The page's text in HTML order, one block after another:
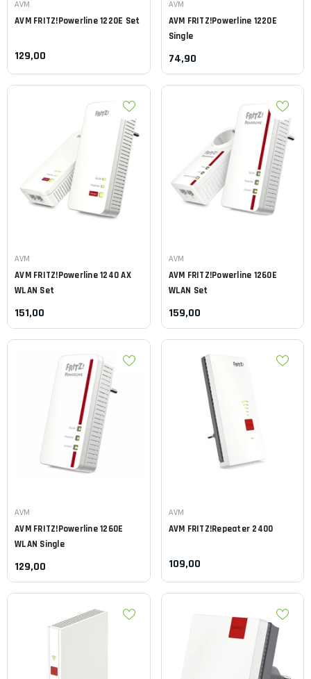
Leverancier:
AVM
AVM FRITZ!Powerline 1220E Set
129,00
Leverancier:
AVM
AVM FRITZ!Powerline 1220E
Single
74,90
Leverancier:
AVM
AVM FRITZ!Powerline 1240 AX
WLAN Set
151,00
Leverancier:
AVM
AVM FRITZ!Powerline 1260E
WLAN Set
159,00
Leverancier:
AVM
AVM FRITZ!Powerline 1260E
WLAN Single
129,00
Leverancier:
AVM
AVM FRITZ!Repeater 2400
109,00